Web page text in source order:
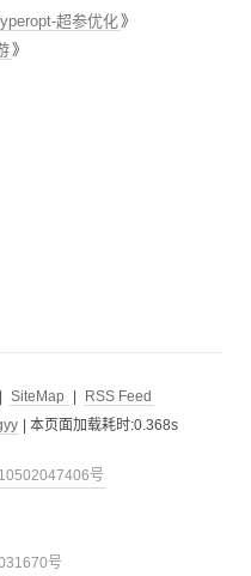
超参优化 》
》
SiteMap
RSS Feed
|本页面加载耗时:0.368s
号
号